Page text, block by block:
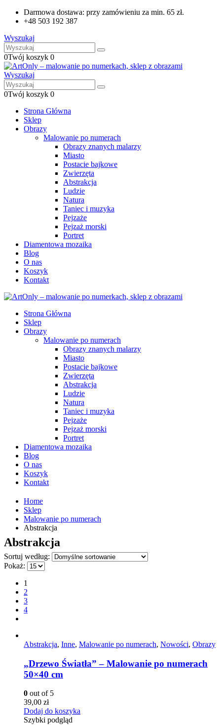
Darmowa dostawa: przy zamówieniu za min. 65 zł.
+48 503 192 387
Wyszukaj
0Twój koszyk 0
Wyszukaj
0Twój koszyk 0
Strona Główna
Sklep
Obrazy
Malowanie po numerach
Obrazy znanych malarzy
Miasto
Postacie bajkowe
Zwierzęta
Abstrakcja
Ludzie
Natura
Taniec i muzyka
Pejzaże
Pejzaż morski
Portret
Diamentowa mozaika
Blog
O nas
Koszyk
Kontakt
Strona Główna
Sklep
Obrazy
Malowanie po numerach
Obrazy znanych malarzy
Miasto
Postacie bajkowe
Zwierzęta
Abstrakcja
Ludzie
Natura
Taniec i muzyka
Pejzaże
Pejzaż morski
Portret
Diamentowa mozaika
Blog
O nas
Koszyk
Kontakt
Home
Sklep
Malowanie po numerach
Abstrakcja
Abstrakcja
Sortuj według:
Pokaż:
1
2
3
4
Abstrakcja, Inne, Malowanie po numerach, Nowości, Obrazy
„Drzewo Światła” – Malowanie po numerach
50×40 cm
0 out of 5
39,00 zł
Dodaj do koszyka
Szybki podgląd